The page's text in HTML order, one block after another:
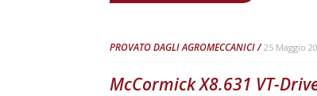
PROVATO DAGLI AGROMECCANICI 25 Maggio
McCormick X8.631 VT-